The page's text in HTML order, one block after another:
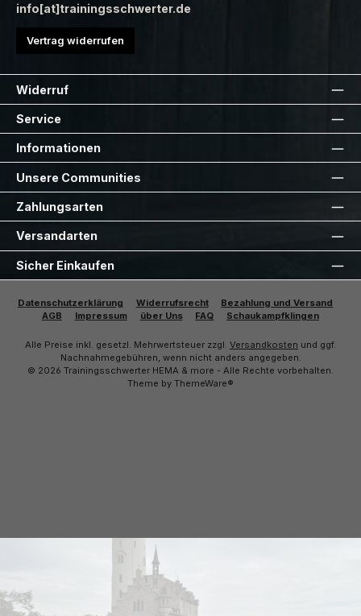
info[at]trainingsschwerter.de
Vertrag widerrufen
Widerruf
Service
Informationen
Unsere Communities
Zahlungsarten
Versandarten
Sicher Einkaufen
Datenschutzerklärung Widerrufsrecht
Bezahlung und Versand
AGB
Impressum über Uns FAQ Schaukampfklingen
Alle Preise inkl. gesetzl. Mehrwertsteuer zzgl. Versandkosten und ggf.
Nachnahmegebühren, wenn nicht anders angegeben.
© 2026 Trainingsschwerter HEMA & more - Alle Rechte vorbehalten.
Theme by ThemeWare®